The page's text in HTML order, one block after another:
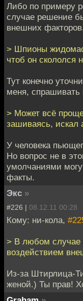
Либо по примеру
случае решение
внешних
> Шпионы
чтоб он скололся
Тут конечно
меня, спрашивать
> Может всё
зашиваясь, искал
У человека
Но вопрос не в
умолчаниями
факты.
Экс »
#226 | 08.12.11 00:28
Кому: ни-кола,
> В любом случае
воздействием
Из-за Штирлица-
женой.) Ты прав!